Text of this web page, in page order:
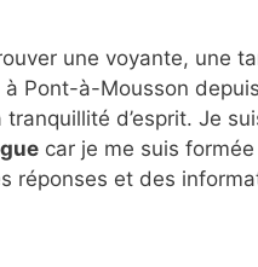
une voyante, une
Pont-à-Mousson
d’esprit. Je
car je me suis
réponses et des